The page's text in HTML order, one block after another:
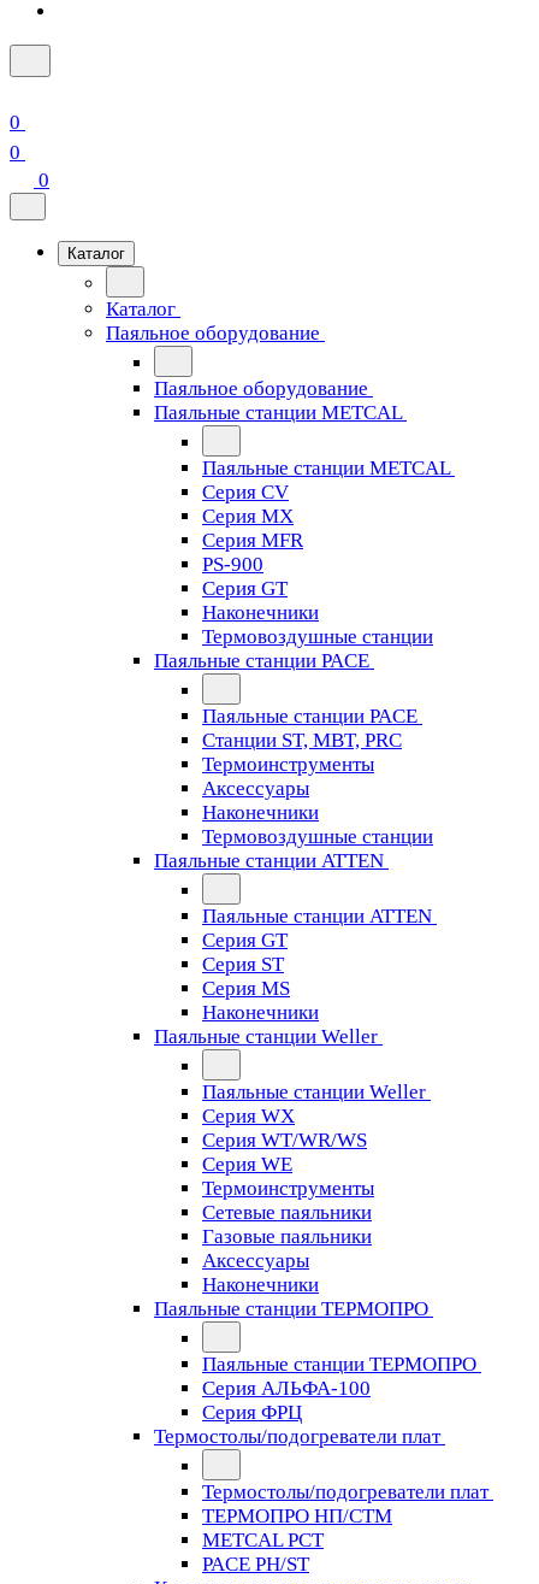
0
0
0
Каталог
Каталог
Паяльное оборудование
Паяльное оборудование
Паяльные станции METCAL
Паяльные станции METCAL
Серия CV
Серия MX
Серия MFR
PS-900
Серия GT
Наконечники
Термовоздушные станции
Паяльные станции PACE
Паяльные станции PACE
Станции ST, MBT, PRC
Термоинструменты
Аксессуары
Наконечники
Термовоздушные станции
Паяльные станции ATTEN
Паяльные станции ATTEN
Серия GT
Серия ST
Серия MS
Наконечники
Паяльные станции Weller
Паяльные станции Weller
Серия WX
Серия WT/WR/WS
Серия WE
Термоинструменты
Сетевые паяльники
Газовые паяльники
Аксессуары
Наконечники
Паяльные станции ТЕРМОПРО
Паяльные станции ТЕРМОПРО
Серия АЛЬФА-100
Серия ФРЦ
Термостолы/подогреватели плат
Термостолы/подогреватели плат
ТЕРМОПРО НП/СТМ
METCAL PCT
PACE PH/ST